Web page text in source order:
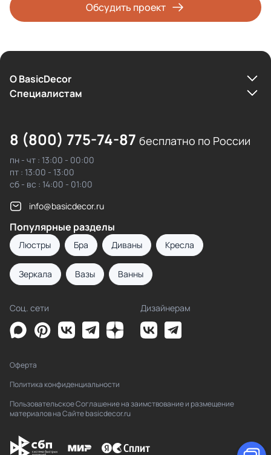
Обсудить проект
О BasicDecor
Cпециалистам
8 (800) 775-74-87 бесплатно по России
пн - чт : 13:00 - 00:00
пт : 13:00 - 13:00
сб - вс : 14:00 - 01:00
info@basicdecor.ru
Популярные разделы
Люстры Бра Диваны Кресла
Зеркала Вазы Ванны
Соц. сети Дизайнерам
Оферта
Политика конфиденциальности
Пользовательское Соглашение на заимствование и размещение
материалов на Сайте basicdecor.ru